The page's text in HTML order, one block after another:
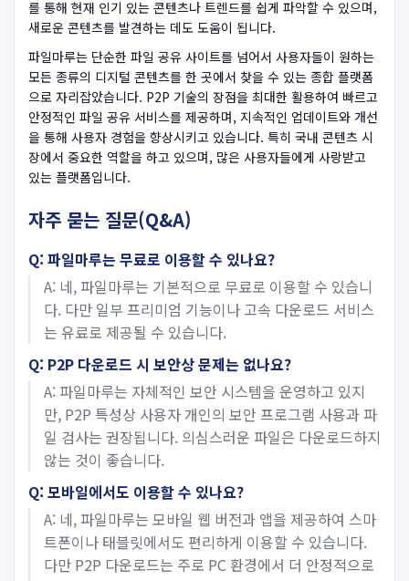
를 통해 현재 인기 있는 콘텐츠나 트렌드를 쉽게 파악할 수 있으며,
새로운 콘텐츠를 발견하는 데도 도움이 됩니다.
파일마루는 단순한 파일 공유 사이트를 넘어서 사용자들이 원하는
모든 종류의 디지털 콘텐츠를 한 곳에서 찾을 수 있는 종합 플랫폼
으로 자리잡았습니다. P2P 기술의 장점을 최대한 활용하여 빠르고
안정적인 파일 공유 서비스를 제공하며, 지속적인 업데이트와 개선
을 통해 사용자 경험을 향상시키고 있습니다. 특히 국내 콘텐츠 시
장에서 중요한 역할을 하고 있으며, 많은 사용자들에게 사랑받고
있는 플랫폼입니다.
자주 묻는 질문(Q&A)
Q: 파일마루는 무료로 이용할 수 있나요?
A: 네, 파일마루는 기본적으로 무료로 이용할 수 있습니
다. 다만 일부 프리미엄 기능이나 고속 다운로드 서비스
는 유료로 제공될 수 있습니다.
Q: P2P 다운로드 시 보안상 문제는 없나요?
A: 파일마루는 자체적인 보안 시스템을 운영하고 있지
만, P2P 특성상 사용자 개인의 보안 프로그램 사용과 파
일 검사는 권장됩니다. 의심스러운 파일은 다운로드하지
않는 것이 좋습니다.
Q: 모바일에서도 이용할 수 있나요?
A: 네, 파일마루는 모바일 웹 버전과 앱을 제공하여 스마
트폰이나 태블릿에서도 편리하게 이용할 수 있습니다.
다만 P2P 다운로드는 주로 PC 환경에서 더 안정적으로